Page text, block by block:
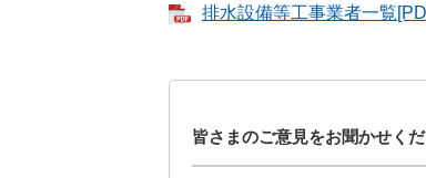
排水設備等工事業者一覧
皆さまのご意見をお聞かせくだ